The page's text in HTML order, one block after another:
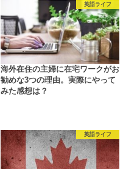
英語ライフ
海外在住の主婦に在宅ワークがお
勧めな3つの理由。実際にやって
みた感想は？
英語ライフ